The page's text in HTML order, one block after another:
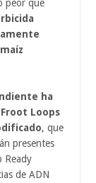
peor que
ha
Loops
, que
presentes
Ready
de ADN